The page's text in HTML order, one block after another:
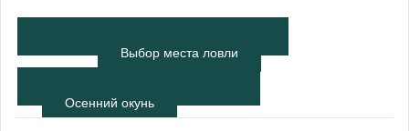
Выбор места ловли
Осенний окунь